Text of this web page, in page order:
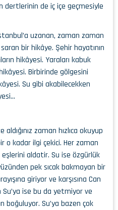
dertlerinin de iç içe geçmesiyle
uzanan, zaman zaman
bir hikâye. Şehir hayatının
hikâyesi. Yaraları kabuk
Birbirinde gölgesini
Su gibi akabilecekken
aldığınız zaman hızlıca okuyup
o kadar ilgi çekici. Her zaman
aldatir. Su ise özgürlük
pek sıcak bakmayan bir
giriyor ve karşısına Can
Su’ya ise bu da yetmiyor ve
Su’ya bazen çok